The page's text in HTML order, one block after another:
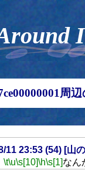
Around
周
11 23:53 (54) [山
\t\u\s[10]\h\s[1]なん